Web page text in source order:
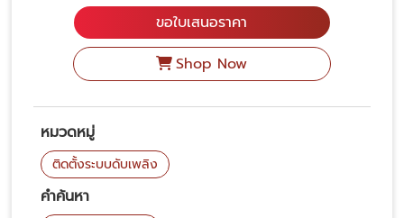
ขอใบเสนอราคา
Shop Now
หมวดหมู่
ติดตั้งระบบดับเพลิง
คำค้นหา